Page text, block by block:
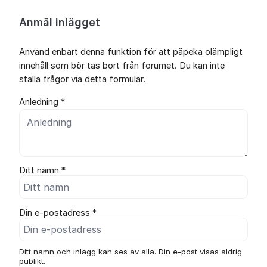
Anmäl inlägget
Använd enbart denna funktion för att påpeka olämpligt
innehåll som bör tas bort från forumet. Du kan inte
ställa frågor via detta formulär.
Anledning *
Ditt namn *
Din e-postadress *
Ditt namn och inlägg kan ses av alla. Din e-post visas aldrig
publikt.